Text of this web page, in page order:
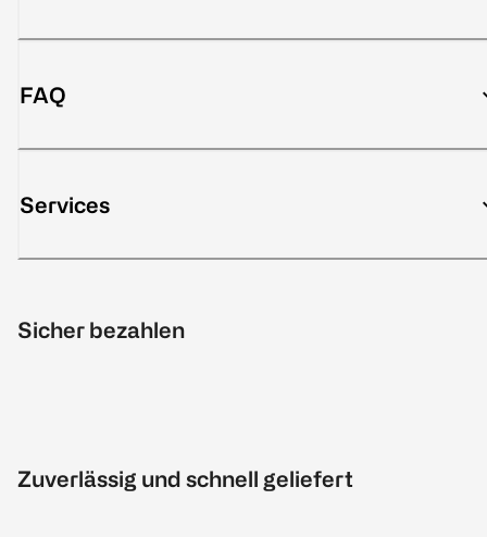
FAQ
Services
Sicher bezahlen
Zuverlässig und schnell geliefert